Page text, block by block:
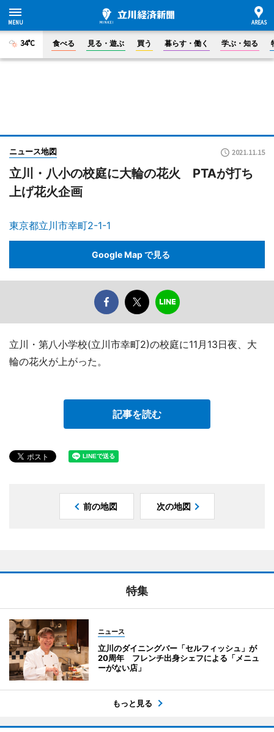
34°C 食べる 見る・遊ぶ 買う 暮らす・働く 学ぶ・知る
ニュース地図 2021.11.15
立川・八小の校庭に大輪の花火 PTAが打ち
上げ花火企画
東京都立川市幸町2-1-1
Google Map で見る
立川・第八小学校(立川市幸町2)の校庭に11月13日夜、大
輪の花火が上がった。
記事を読む
前の地図 次の地図
特集
ニュース
立川のダイニングバー「セルフィッシュ」が
20周年 フレンチ出身シェフによる「メニュ
ーがない店」
もっと見る